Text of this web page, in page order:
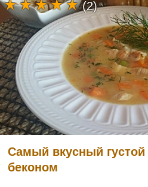
Самый вкусный
беконом
(2)